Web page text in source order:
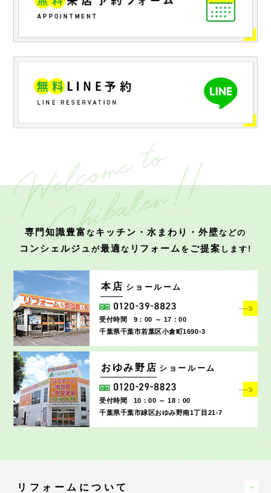
専門知識豊富なキッチン・水まわり・外壁などの
コンシェルジュが最適なリフォームをご提案します!
本店 ショールーム
受付時間
9：00 ～ 17：00
千葉県千葉市若葉区小倉町1690‐3
おゆみ野店 ショールーム
受付時間
10：00 ～ 18：00
千葉県千葉市緑区おゆみ野南1丁目21-7
リフォームについて